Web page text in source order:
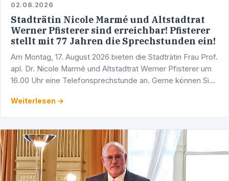
02.08.2026
Stadträtin Nicole Marmé und Altstadtrat
Werner Pfisterer sind erreichbar! Pfisterer
stellt mit 77 Jahren die Sprechstunden ein!
Am Montag, 17. August 2026 bieten die Stadträtin Frau Prof.
apl. Dr. Nicole Marmé und Altstadtrat Werner Pfisterer um
16.00 Uhr eine Telefonsprechstunde an. Gerne können Sie
Weiterlesen →